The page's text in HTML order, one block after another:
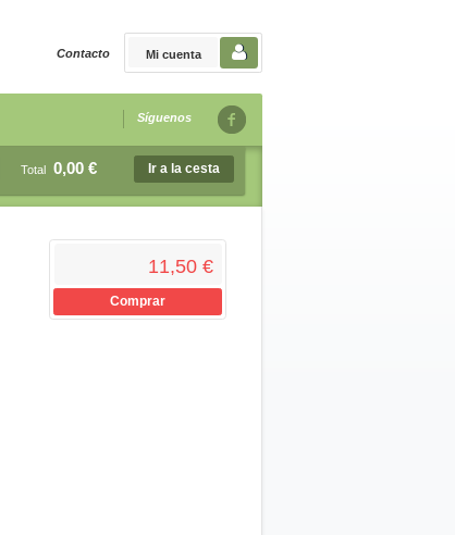
Mi cuenta
Contacto
Síguenos
Total 0,00 € Ir a la cesta
11,50 €
Comprar